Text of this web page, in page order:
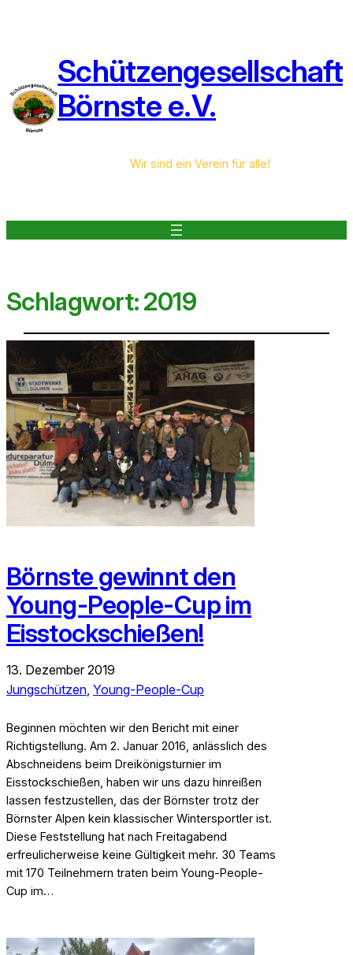
Schützengesellschaft
Börnste e.V.
Wir sind ein Verein für alle!
Schlagwort:2019
Börnste gewinnt den
Young-People-Cup im
Eisstockschießen!
13. Dezember 2019
Jungschützen Young-People-Cup
Beginnen möchten wir den Bericht mit einer
Richtigstellung. Am 2. Januar 2016, anlässlich des
Abschneidens beim Dreikönigsturnier im
Eisstockschießen, haben wir uns dazu hinreißen
lassen festzustellen, das der Börnster trotz der
Börnster Alpen kein klassischer Wintersportler ist.
Diese Feststellung hat nach Freitagabend
erfreulicherweise keine Gültigkeit mehr. 30 Teams
mit 170 Teilnehmern traten beim Young-People-
Cup im…